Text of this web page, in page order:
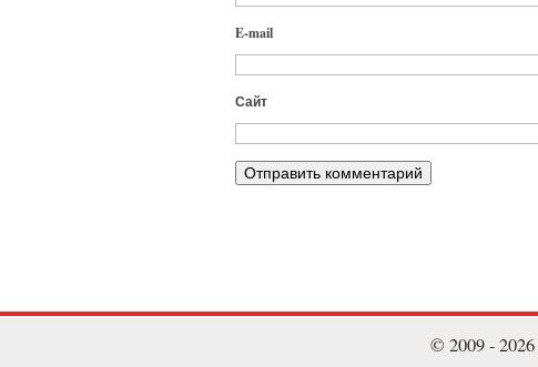
E-mail
Сайт
© 2009 - 2026